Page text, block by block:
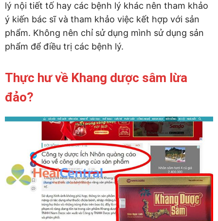
lý nội tiết tố hay các bệnh lý khác nên tham khảo
ý kiến bác sĩ và tham khảo việc kết hợp với sản
phẩm. Không nên chỉ sử dụng mình sử dụng sản
phẩm để điều trị các bệnh lý.
Thực hư về Khang dược sâm lừa
đảo?